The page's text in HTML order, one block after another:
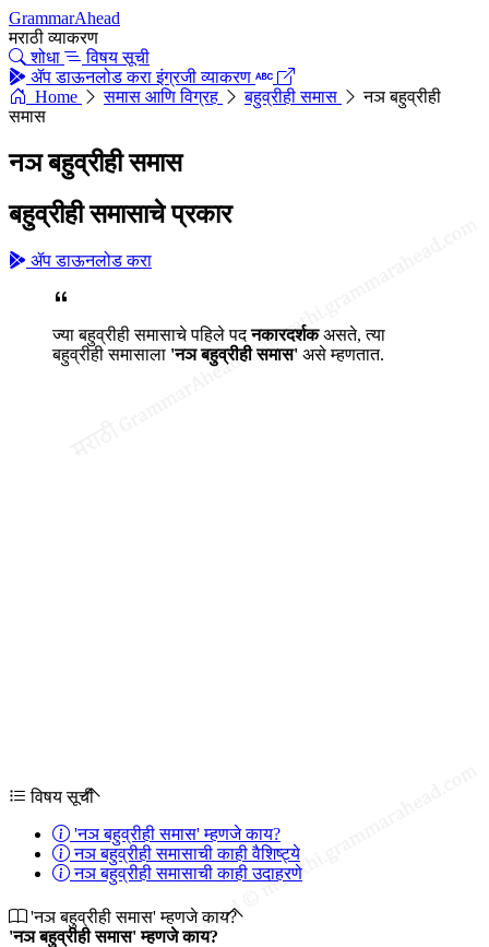
GrammarAhead
मराठी व्याकरण
शोधा
विषय सूची
ॲप डाऊनलोड करा इंग्रजी व्याकरण
Home
समास आणि विग्रह बहुव्रीही समास
नञ बहुव्रीही
समास
नञ बहुव्रीही समास
बहुव्रीही समासाचे प्रकार
ॲप डाऊनलोड करा
ज्या बहुव्रीही समासाचे पहिले पदनकारदर्शकअसते, त्या
बहुव्रीही समासाला 'नञ बहुव्रीही समास' असे म्हणतात.
विषय सूची
'नञ बहुव्रीही समास' म्हणजे काय?
नञ बहुव्रीही समासाची काही वैशिष्ट्ये
नञ बहुव्रीही समासाची काही उदाहरणे
'नञ बहुव्रीही समास' म्हणजे काय?
'नञ बहुव्रीही समास' म्हणजे काय?